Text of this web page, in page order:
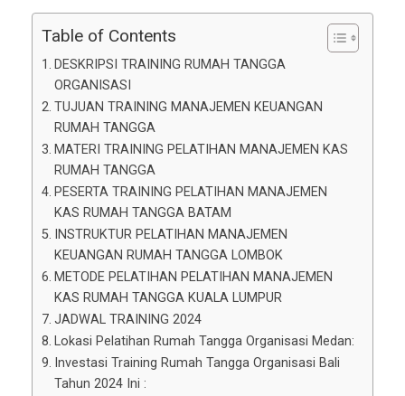
Table of Contents
DESKRIPSI TRAINING RUMAH TANGGA
ORGANISASI
TUJUAN TRAINING MANAJEMEN KEUANGAN
RUMAH TANGGA
MATERI TRAINING PELATIHAN MANAJEMEN KAS
RUMAH TANGGA
PESERTA TRAINING PELATIHAN MANAJEMEN
KAS RUMAH TANGGA BATAM
INSTRUKTUR PELATIHAN MANAJEMEN
KEUANGAN RUMAH TANGGA LOMBOK
METODE PELATIHAN PELATIHAN MANAJEMEN
KAS RUMAH TANGGA KUALA LUMPUR
JADWAL TRAINING 2024
Lokasi Pelatihan Rumah Tangga Organisasi Medan:
Investasi Training Rumah Tangga Organisasi Bali
Tahun 2024 Ini :